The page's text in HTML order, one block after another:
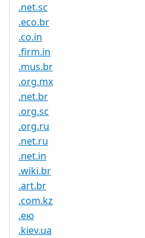
.net.sc
.eco.br
.co.in
.firm.in
.mus.br
.org.mx
.net.br
.org.sc
.org.ru
.net.ru
.net.in
.wiki.br
.art.br
.com.kz
.ею
.kiev.ua